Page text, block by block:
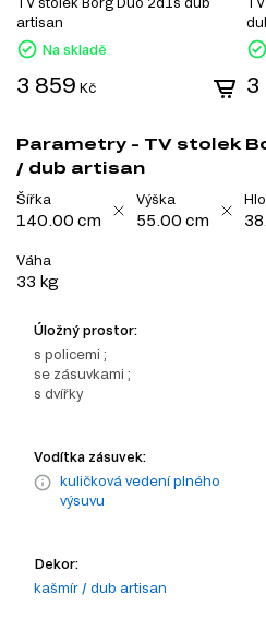
artisan
Na skladě
3 859 Kč 3
Parametry - TV stolek
/ dub artisan
Šířka
140.00 cm
Výška
55.00 cm
Váha
33 kg
Úložný prostor:
s policemi ;
se zásuvkami ;
s dvířky
Vodítka zásuvek:
kuličková vedení plného
výsuvu
Dekor:
kašmír / dub artisan